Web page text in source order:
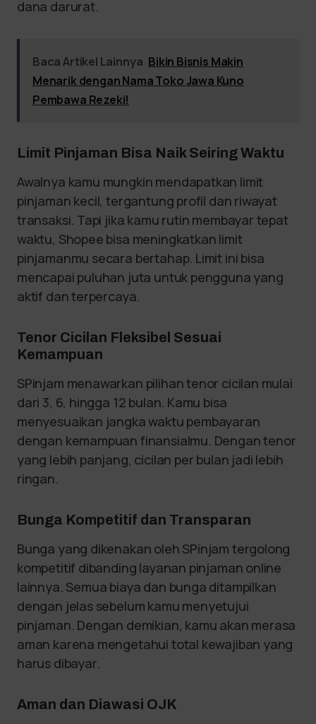
dana darurat.
Baca Artikel Lainnya Bikin Bisnis Makin
Menarik dengan Nama Toko Jawa Kuno
Pembawa Rezeki!
Limit Pinjaman Bisa Naik Seiring Waktu
Awalnya kamu mungkin mendapatkan limit
pinjaman kecil, tergantung profil dan riwayat
transaksi. Tapi jika kamu rutin membayar tepat
waktu, Shopee bisa meningkatkan limit
pinjamanmu secara bertahap. Limit ini bisa
mencapai puluhan juta untuk pengguna yang
aktif dan terpercaya.
Tenor Cicilan Fleksibel Sesuai
Kemampuan
SPinjam menawarkan pilihan tenor cicilan mulai
dari 3, 6, hingga 12 bulan. Kamu bisa
menyesuaikan jangka waktu pembayaran
dengan kemampuan finansialmu. Dengan tenor
yang lebih panjang, cicilan per bulan jadi lebih
ringan.
Bunga Kompetitif dan Transparan
Bunga yang dikenakan oleh SPinjam tergolong
kompetitif dibanding layanan pinjaman online
lainnya. Semua biaya dan bunga ditampilkan
dengan jelas sebelum kamu menyetujui
pinjaman. Dengan demikian, kamu akan merasa
aman karena mengetahui total kewajiban yang
harus dibayar.
Aman dan Diawasi OJK